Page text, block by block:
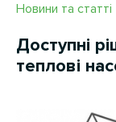
Новини та статті
Доступні
теплові